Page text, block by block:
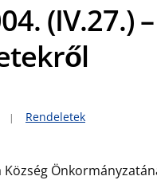
(IV.27.)
Rendeletek